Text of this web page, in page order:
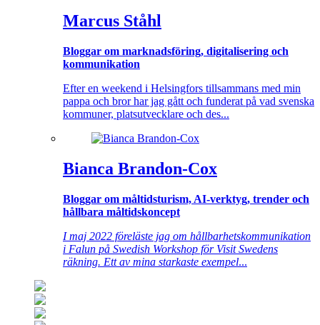
Marcus Ståhl
Bloggar om marknadsföring, digitalisering och
kommunikation
Efter en weekend i Helsingfors tillsammans med min
pappa och bror har jag gått och funderat på vad svenska
kommuner, platsutvecklare och des...
Bianca Brandon-Cox
Bloggar om måltidsturism, AI-verktyg, trender och
hållbara måltidskoncept
I maj 2022 föreläste jag om hållbarhetskommunikation
i Falun på Swedish Workshop för Visit Swedens
räkning. Ett av mina starkaste exempel...